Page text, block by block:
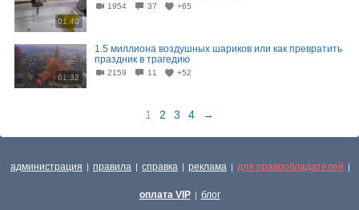
01:40
1954 37 +65
01:32
1.5 миллиона воздушных шариков или как превратить
праздник в трагедию
2159 11 +52
1 2 3 4 →
администрация | правила | справка | реклама | для правообладателей |
оплата VIP | блог